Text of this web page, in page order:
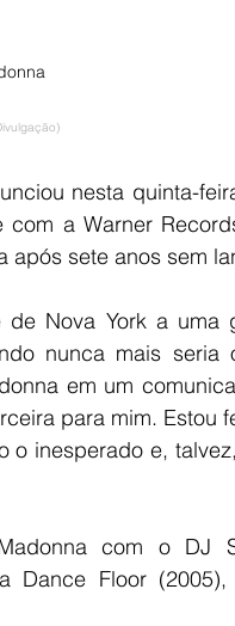
nesta quinta-
com a Warner
sete anos sem
Nova York a uma
nunca mais seria
em um
para mim. Estou
o inesperado e,
com o DJ
Dance Floor